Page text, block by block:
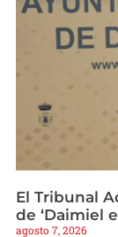
El Tribunal
de ‘Daimiel
agosto 7, 2026